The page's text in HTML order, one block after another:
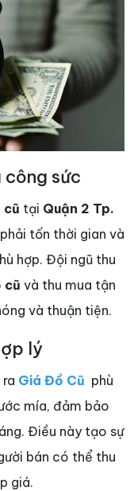
công sức
cũ tại Quận 2 Tp.
tốn thời gian và
hợp. Đội ngũ thu
cũ và thu mua tận
và thuận tiện.
lý
Giá Đồ Cũ phù
mía, đảm bảo
Điều này tạo sự
bán có thể thu
giá.